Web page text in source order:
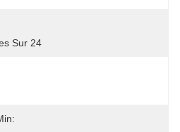
Sur 24